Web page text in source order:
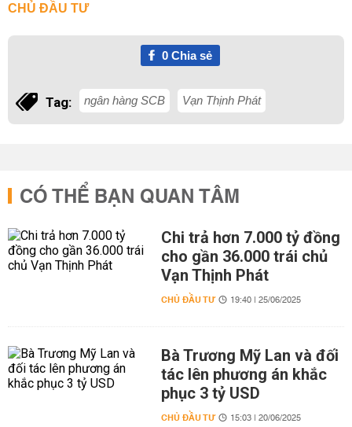
CHỦ ĐẦU TƯ
0Chia sẻ
Tag: ngân hàng SCB Vạn Thịnh Phát
CÓ THỂ BẠN QUAN TÂM
Chi trả hơn 7.000 tỷ đồng
cho gần 36.000 trái chủ
Vạn Thịnh Phát
CHỦ ĐẦU TƯ 19:40 | 25/06/2025
Bà Trương Mỹ Lan và đối
tác lên phương án khắc
phục 3 tỷ USD
CHỦ ĐẦU TƯ 15:03 | 20/06/2025